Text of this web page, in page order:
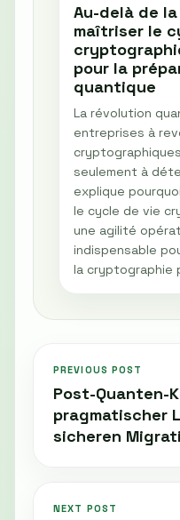
Au-delà de
maîtriser le
pour la
quantique
La révolution
entreprises à
seulement à
explique
le cycle de vie
une agilité
indispensable
la cryptographie
PREVIOUS POST
Post-Quanten-
pragmatischer
sicheren
NEXT POST